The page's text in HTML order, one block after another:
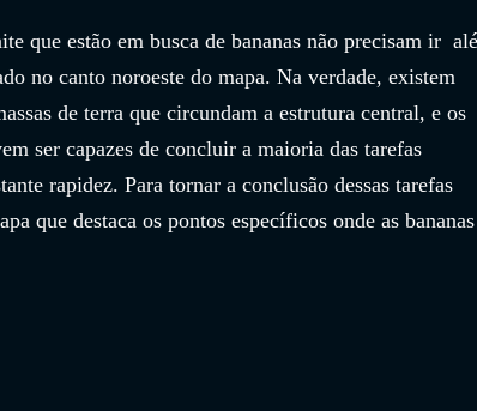
que estão em busca de bananas não precisam ir
no canto noroeste do mapa. Na verdade, existem
de terra que circundam a estrutura central, e os
ser capazes de concluir a maioria das tarefas
rapidez. Para tornar a conclusão dessas tarefas
que destaca os pontos específicos onde as